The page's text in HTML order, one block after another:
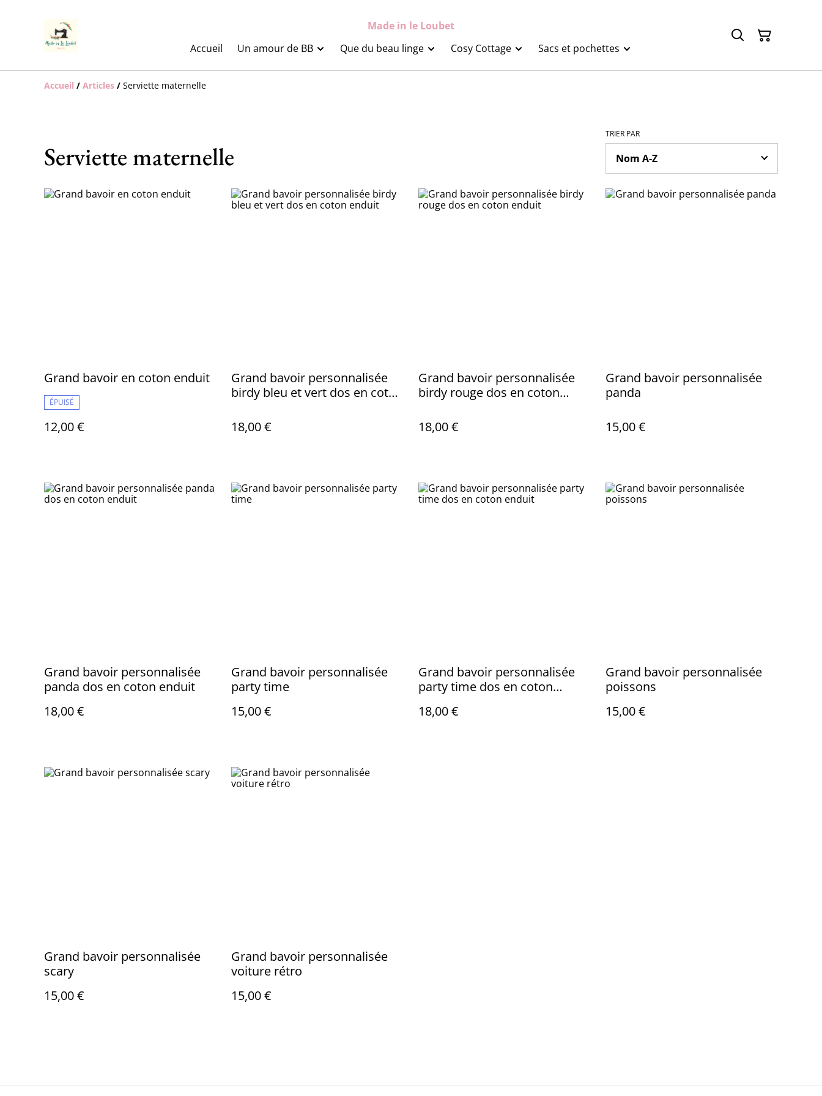
Made in le Loubet
Accueil
Un amour de BB Que du beau linge Cosy Cottage Sacs et pochettes
Accueil / Articles / Serviette maternelle
Serviette maternelle
TRIER PAR
Grand bavoir en coton enduit
ÉPUISÉ
12,00 €
Grand bavoir personnalisée
birdy bleu et vert dos en coton
18,00 €
Grand bavoir personnalisée
birdy rouge dos en coton
18,00 €
Grand bavoir personnalisée
panda
15,00 €
Grand bavoir personnalisée
panda dos en coton enduit
18,00 €
Grand bavoir personnalisée
party time
15,00 €
Grand bavoir personnalisée
party time dos en coton
18,00 €
Grand bavoir personnalisée
poissons
15,00 €
Grand bavoir personnalisée
scary
15,00 €
Grand bavoir personnalisée
voiture rétro
15,00 €